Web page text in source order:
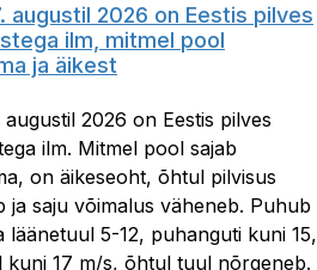
augustil 2026 on Eestis pilves
ilm, mitmel pool
ja äikest
augustil 2026 on Eestis pilves
ilm. Mitmel pool sajab
on äikeseoht, õhtul pilvisus
ja saju võimalus väheneb. Puhub
läänetuul 5-12, puhanguti kuni 15,
kuni 17 m/s, õhtul tuul nõrgeneb.